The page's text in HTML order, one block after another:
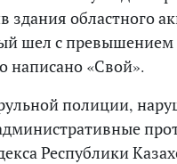
здания областного
шел с превышением
написано «Свой».
полиции,
Республики